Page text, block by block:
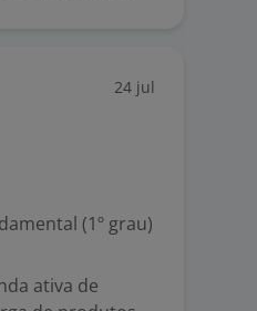
24 jul
(1º grau)
ativa de